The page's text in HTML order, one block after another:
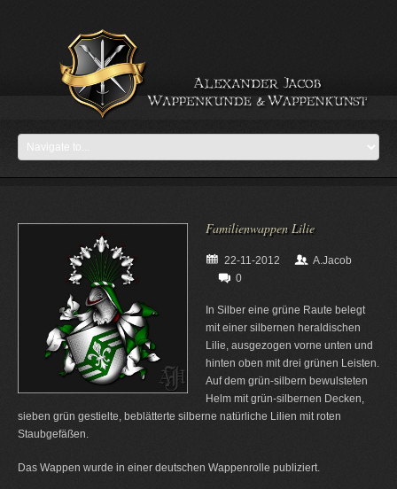
Familienwappen Lilie
22-11-2012
A.Jacob
0
In Silber eine grüne Raute belegt
mit einer silbernen heraldischen
Lilie, ausgezogen vorne unten und
hinten oben mit drei grünen Leisten.
Auf dem grün-silbern bewulsteten
Helm mit grün-silbernen Decken,
sieben grün gestielte, beblätterte silberne natürliche Lilien mit roten
Staubgefäßen.
Das Wappen wurde in einer deutschen Wappenrolle publiziert.